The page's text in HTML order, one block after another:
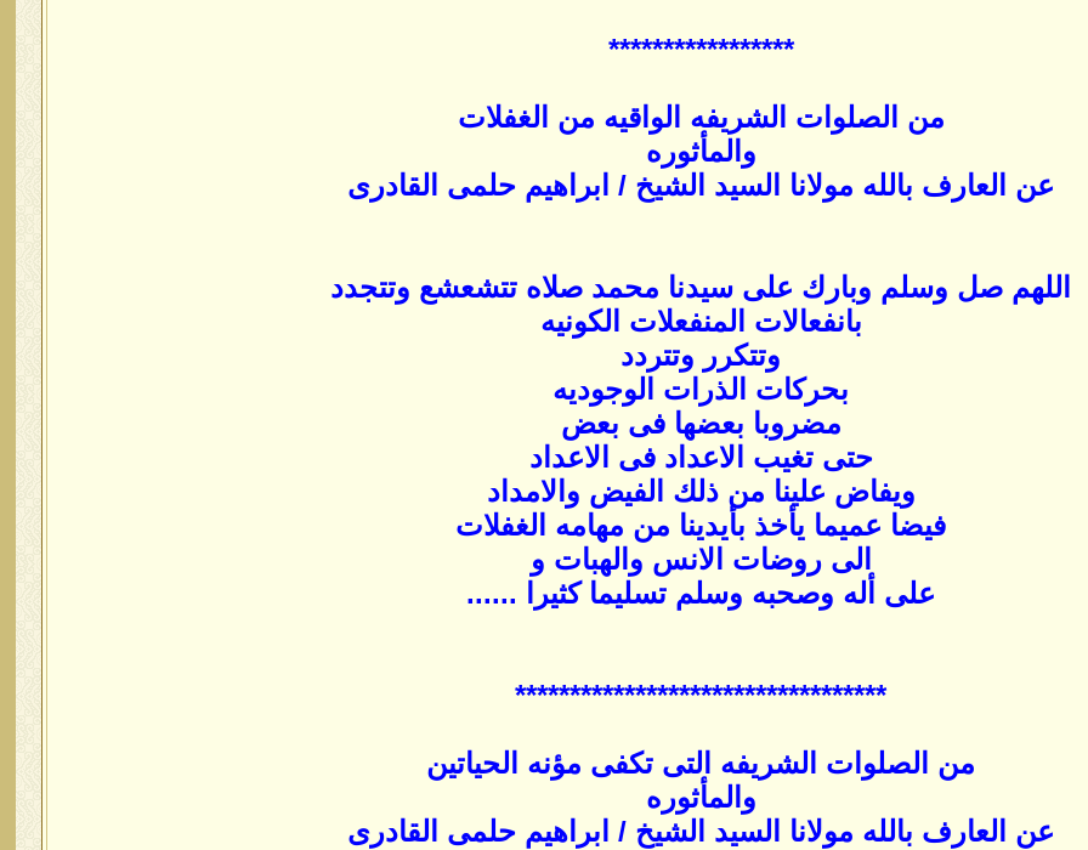
*****************
من الصلوات الشريفه الواقيه من الغفلات
والمأثوره
عن العارف بالله مولانا السيد الشيخ / ابراهيم حلمى القادرى
اللهم صل وسلم وبارك على سيدنا محمد صلاه تتشعشع وتتجدد
بانفعالات المنفعلات الكونيه
وتتكرر وتتردد
بحركات الذرات الوجوديه
مضروبا بعضها فى بعض
حتى تغيب الاعداد فى الاعداد
ويفاض علينا من ذلك الفيض والامداد
فيضا عميما يأخذ بأيدينا من مهامه الغفلات
الى روضات الانس والهبات و
على أله وصحبه وسلم تسليما كثيرا ......
**********************************
من الصلوات الشريفه التى تكفى مؤنه الحياتين
والمأثوره
عن العارف بالله مولانا السيد الشيخ / ابراهيم حلمى القادرى